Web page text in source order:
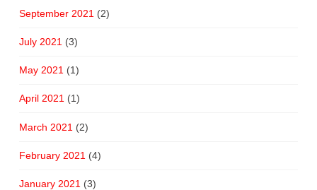
September 2021 (2)
July 2021 (3)
May 2021 (1)
April 2021(1)
March 2021 (2)
February 2021 (4)
January 2021 (3)